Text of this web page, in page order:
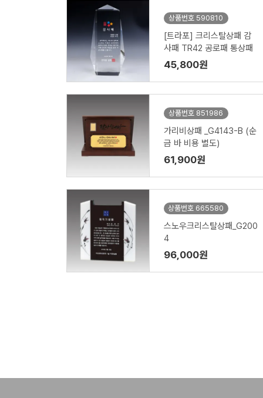
상품번호 590810
[트라포] 크리스탈상패 감
사패 TR42 공로패 통상패
45,800원
상품번호 851986
가리비상패 _G4143-B (순
금 바 비용 별도)
61,900원
상품번호 665580
스노우크리스탈상패_G200
4
96,000원